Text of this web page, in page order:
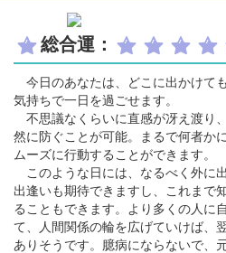
総合運：
今日のあなたは、どこに出かけて
気持ちで一日を過ごせます。
不思議なくらいに直感が冴え渡り
然に防ぐことが可能。まるで何者か
ムーズに行動することができます。
このような日には、なるべく外に
出逢いも期待できますし、これまで
ることもできます。より多くの人に
て、人間関係の輪を広げていけば、
ありそうです。臆病にならないで、